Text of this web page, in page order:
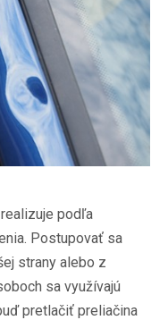
podľa
Postupovať sa
strany alebo z
sa využívajú
pretlačiť preliačina